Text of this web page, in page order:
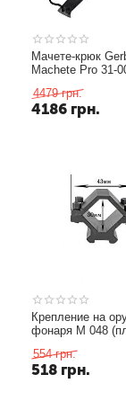
Мачете-крюк
Machete Pro 31-
4479 грн.
4186 грн.
Крепление на
фонаря M 048
554 грн.
518 грн.